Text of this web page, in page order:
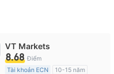
VT Markets
8.68 Điểm
Tài khoản ECN
10-15 năm